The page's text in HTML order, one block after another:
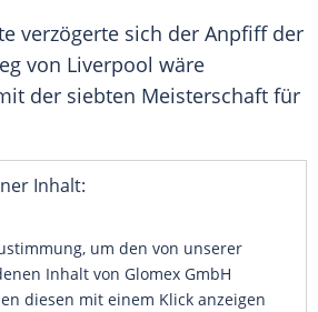
verzögerte sich der Anpfiff der
von Liverpool wäre
der siebten Meisterschaft für
Inhalt:
um den von unserer
Inhalt von Glomex GmbH
diesen mit einem Klick anzeigen